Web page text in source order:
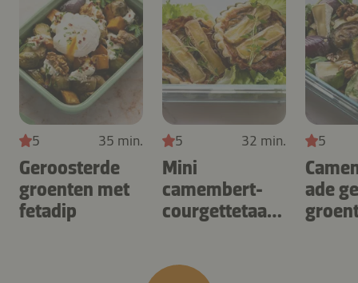
5 35 min.
Geroosterde
groenten met
fetadip
5 32 min.
Mini
camembert-
courgettetaartj
5
ade